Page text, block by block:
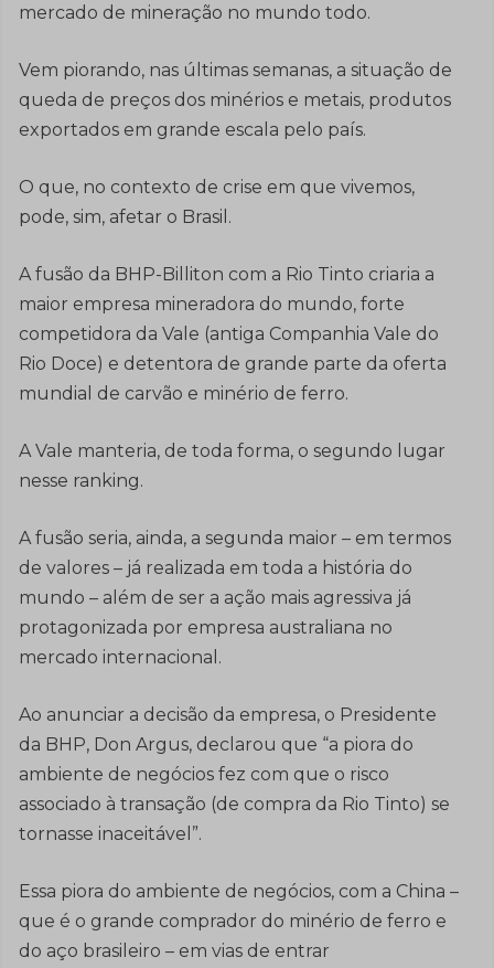
mercado de mineração no mundo todo.
Vem piorando, nas últimas semanas, a situação de
queda de preços dos minérios e metais, produtos
exportados em grande escala pelo país.
O que, no contexto de crise em que vivemos,
pode, sim, afetar o Brasil.
A fusão da BHP-Billiton com a Rio Tinto criaria a
maior empresa mineradora do mundo, forte
competidora da Vale (antiga Companhia Vale do
Rio Doce) e detentora de grande parte da oferta
mundial de carvão e minério de ferro.
A Vale manteria, de toda forma, o segundo lugar
nesse ranking.
A fusão seria, ainda, a segunda maior – em termos
de valores – já realizada em toda a história do
mundo – além de ser a ação mais agressiva já
protagonizada por empresa australiana no
mercado internacional.
Ao anunciar a decisão da empresa, o Presidente
da BHP, Don Argus, declarou que “a piora do
ambiente de negócios fez com que o risco
associado à transação (de compra da Rio Tinto) se
tornasse inaceitável”.
Essa piora do ambiente de negócios, com a China –
que é o grande comprador do minério de ferro e
do aço brasileiro – em vias de entrar